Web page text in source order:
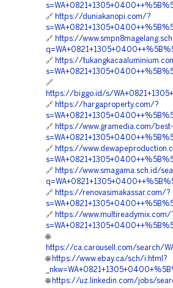
🔗 https://duniakanopi.com/?
🔗 https://
🔗 https://
🔗
https://biggo.id/s/
🔗 https://hargaproperty.com/?
🔗 https://www.gramedia.com/
🔗 https://
🔗 https://www.smagama.sch.id/
🔗 https://renovasimakassar.com/?
🔗 https://www.multireadymix.com/
🌐
https://ca.carousell.com/search/
🌐 https://www.ebay.ca/sch/i.html?
🌐 https://uz.linkedin.com/jobs/